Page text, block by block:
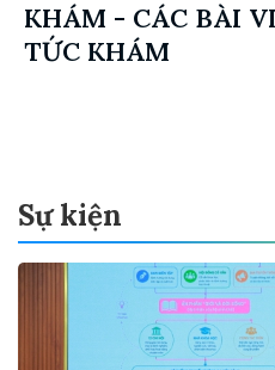
KHÁM - CÁC BÀI
TỨC KHÁM
Sự kiện